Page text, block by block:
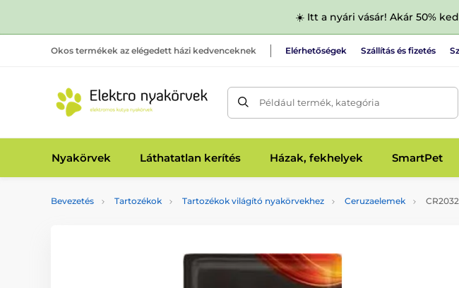
☀️ Itt a nyári vásár! Akár 50%
Okos termékek az elégedett házi kedvenceknek Elérhetőségek Szállítás és fizetés
Például termék, kategória
Nyakörvek Láthatatlan kerítés Házak, fekhelyek SmartPet
Bevezetés Tartozékok Tartozékok világító nyakörvekhez Ceruzaelemek